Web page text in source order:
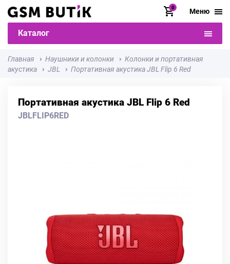
0 Меню
Каталог
Главная Наушники и колонки
Колонки и портативная
акустика
JBL Портативная акустика JBL Flip 6 Red
Портативная акустика JBL Flip 6 Red
JBLFLIP6RED